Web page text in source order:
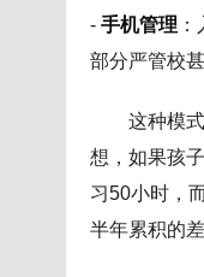
- 手机管理
部分严管校
这种模
想，如果孩
习50小时，
半年累积的